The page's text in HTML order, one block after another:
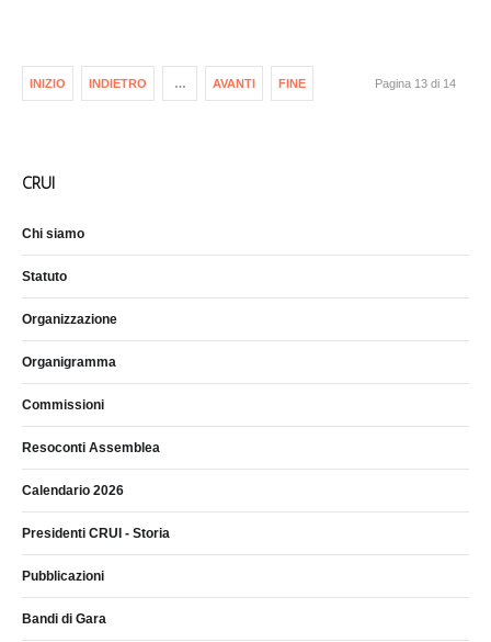
INIZIO INDIETRO … AVANTI FINE Pagina 13 di 14
CRUI
Chi siamo
Statuto
Organizzazione
Organigramma
Commissioni
Resoconti Assemblea
Calendario 2026
Presidenti CRUI - Storia
Pubblicazioni
Bandi di Gara